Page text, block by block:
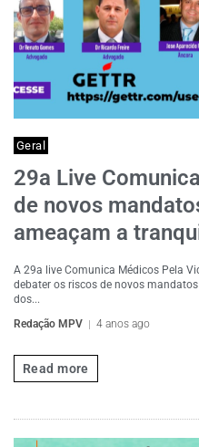
Geral
29a Live
de novos
ameaçam a
A 29a live Comunica Médicos Pela
debater os riscos de novos
dos...
Redação MPV
4 anos ago
Read more